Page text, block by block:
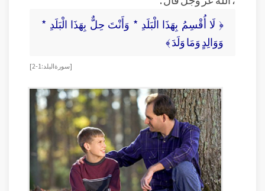
﴿ لَا أُقْسِمُ بِهَذَا الْبَلَدِ * وَأَنْتَ حِلٌّ بِهَذَا الْبَلَدِ *
وَوَالِدٍ وَمَا وَلَدَ ﴾
[ سورة البلد : 1-2]